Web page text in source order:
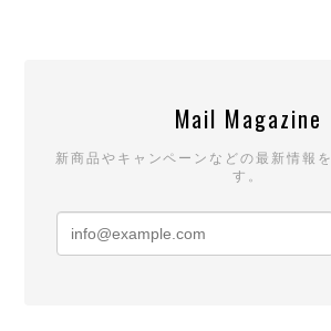
Mail Magazine
新商品やキャンペーンなどの最新情報
す。